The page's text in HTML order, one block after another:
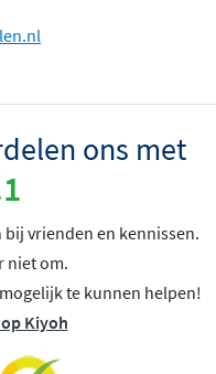
ons met
bij vrienden en kennissen.
niet om.
te kunnen helpen!
Kiyoh